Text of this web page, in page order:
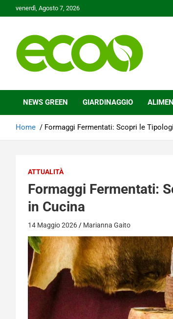
to
venerdì, Agosto 7, 2026
Ecoo.it
NEWS GREEN GIARDINAGGIO
Home Formaggi Fermentati: Scopri le
ATTUALITÀ
Formaggi Fermentati:
in Cucina
14 Maggio 2026 Marianna Gaito